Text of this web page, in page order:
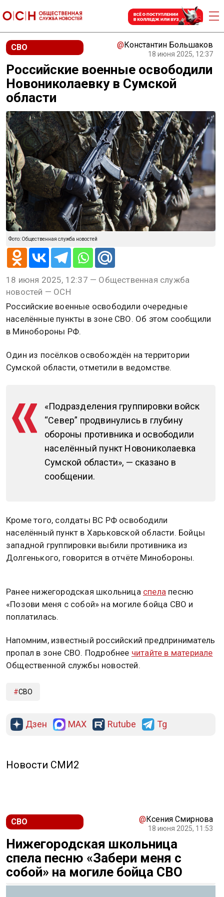
СВО @Константин Большаков
18 июня 2025, 12:37
Российские военные освободили
Новониколаевку в Сумской
области
Фото: Общественная служба новостей
18 июня 2025, 12:37 — Общественная служба
новостей — ОСН
Российские военные освободили очередные
населённые пункты в зоне СВО. Об этом сообщили
в Минобороны РФ.
Один из посёлков освобождён на территории
Сумской области, отметили в ведомстве.
«Подразделения группировки войск
“Север” продвинулись в глубину
обороны противника и освободили
населённый пункт Новониколаевка
Сумской области», — сказано в
сообщении.
Кроме того, солдаты ВС РФ освободили
населённый пункт в Харьковской области. Бойцы
западной группировки выбили противника из
Долгенького, говорится в отчёте Минобороны.
Ранее нижегородская школьница спела песню
«Позови меня с собой» на могиле бойца СВО и
поплатилась.
Напомним, известный российский предприниматель
пропал в зоне СВО. Подробнее читайте в материале
Общественной службы новостей.
СВО
Дзен MAX Rutube Tg
Новости СМИ2
СВО @Ксения Смирнова
18 июня 2025, 11:53
Нижегородская школьница
спела песню «Забери меня с
собой» на могиле бойца СВО